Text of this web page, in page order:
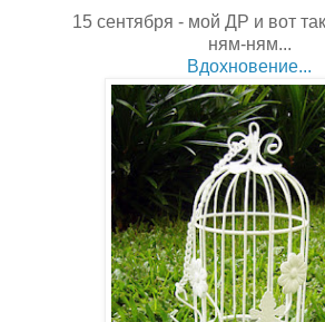
15 сентября - мой ДР и вот
ням-ням...
Вдохновение...